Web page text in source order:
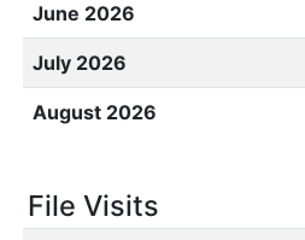
June 2026
July 2026
August 2026
File Visits